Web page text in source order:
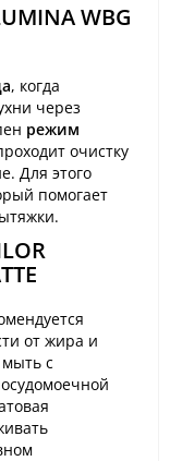
WBG
, когда
через
режим
очистку
Для этого
помогает
от жира и
с